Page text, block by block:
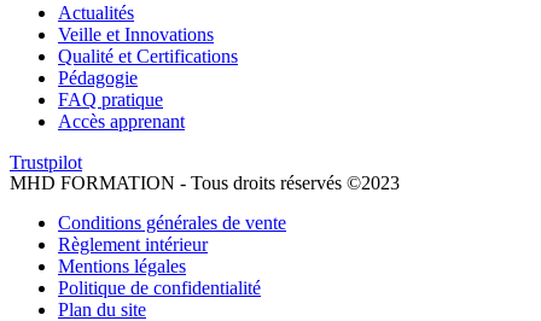
Actualités
Veille et Innovations
Qualité et Certifications
Pédagogie
FAQ pratique
Accès apprenant
Trustpilot
MHD FORMATION - Tous droits réservés ©2023
Conditions générales de vente
Règlement intérieur
Mentions légales
Politique de confidentialité
Plan du site